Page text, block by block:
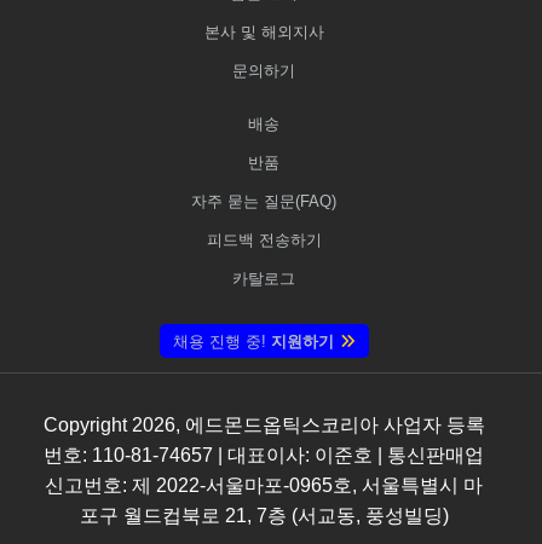
본사 및 해외지사
문의하기
배송
반품
자주 묻는 질문(FAQ)
피드백 전송하기
카탈로그
채용 진행 중! 지원하기
Copyright 2026, 에드몬드옵틱스코리아 사업자 등록
번호: 110-81-74657 | 대표이사: 이준호 | 통신판매업
신고번호: 제 2022-서울마포-0965호, 서울특별시 마
포구 월드컵북로 21, 7층 (서교동, 풍성빌딩)